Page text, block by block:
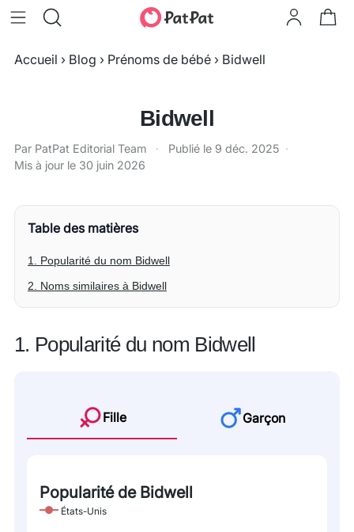
Accueil › Blog › Prénoms de bébé › Bidwell
Bidwell
Par PatPat Editorial Team · Publié le 9 déc. 2025 ·
Mis à jour le 30 juin 2026
Table des matières
1. Popularité du nom Bidwell
2. Noms similaires à Bidwell
1. Popularité du nom Bidwell
Fille Garçon
Popularité de Bidwell
États-Unis